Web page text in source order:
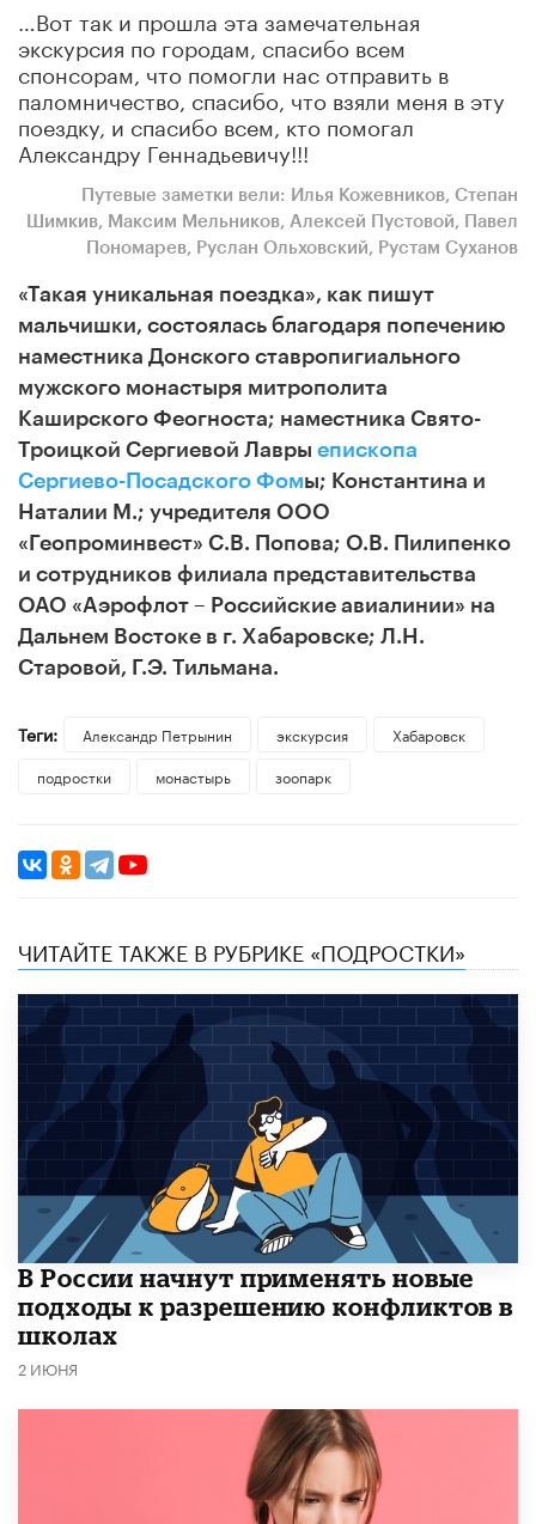
…Вот так и прошла эта замечательная
экскурсия по городам, спасибо всем
спонсорам, что помогли нас отправить в
паломничество, спасибо, что взяли меня в эту
поездку, и спасибо всем, кто помогал
Александру Геннадьевичу!!!
Путевые заметки вели: Илья Кожевников, Степан
Шимкив, Максим Мельников, Алексей Пустовой, Павел
Пономарев, Руслан Ольховский, Рустам Суханов
«Такая уникальная поездка», как пишут
мальчишки, состоялась благодаря попечению
наместника Донского ставропигиального
мужского монастыря митрополита
Каширского Феогноста; наместника Свято-
Троицкой Сергиевой Лавры епископа
Сергиево-Посадского Фомы; Константина и
Наталии М.; учредителя ООО
«Геопроминвест» С.В. Попова; О.В. Пилипенко
и сотрудников филиала представительства
ОАО «Аэрофлот – Российские авиалинии» на
Дальнем Востоке в г. Хабаровске; Л.Н.
Старовой, Г.Э. Тильмана.
Теги: Александр Петрынин экскурсия
Хабаровск
подростки
монастырь зоопарк
ЧИТАЙТЕ ТАКЖЕ В РУБРИКЕ «ПОДРОСТКИ»
В России начнут применять новые
подходы к разрешению конфликтов в
школах
2 ИЮНЯ